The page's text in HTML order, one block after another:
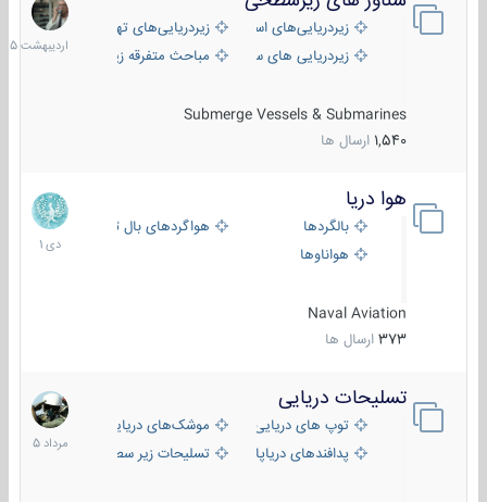
زیردریایی‌های استراتژیکزیردریایی‌های تهاجمی
زیردریایی های سبک
مباحث متفرقه زیرسطحی
Submerge Vessels & Submarines
1,540 ارسال ها
1405
هوا دریا
بالگردها
هواگردهای بال ثابت
هواناوها
Naval Aviation
373 ارسال ها
12
دی
1401
تسلیحات دریایی
توپ های دریایی
موشک‌های دریایی
پدافندهای دریاپایه
تسلیحات زیر سطحی
2
مرداد
1405